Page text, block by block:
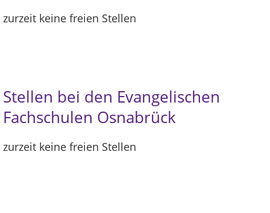
zurzeit keine freien Stellen
Stellen bei den Evangelischen
Fachschulen Osnabrück
zurzeit keine freien Stellen